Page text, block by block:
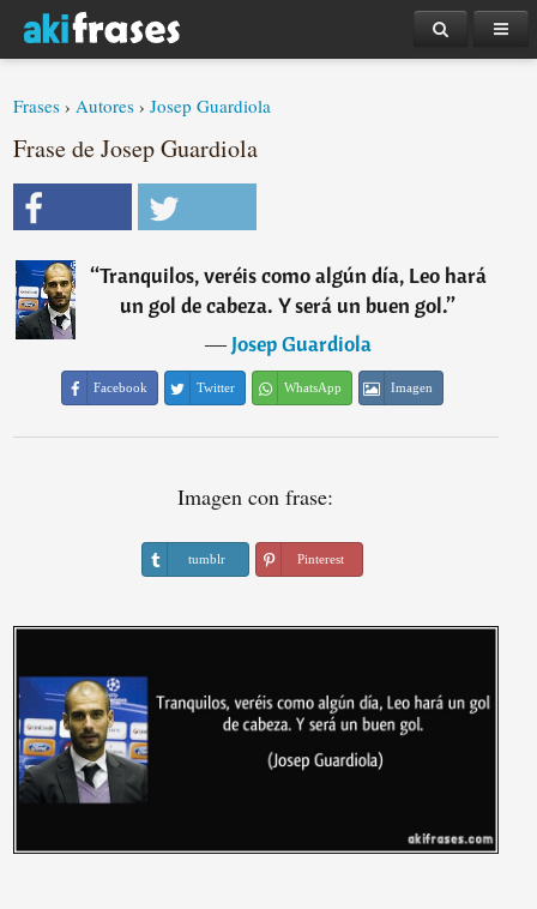
Frases ›Autores ›Josep Guardiola
Frase de Josep Guardiola
“Tranquilos, veréis como algún día, Leo hará
un gol de cabeza. Y será un buen gol.”
―Josep Guardiola
Facebook Twitter WhatsApp Imagen
Imagen con frase:
tumblr Pinterest